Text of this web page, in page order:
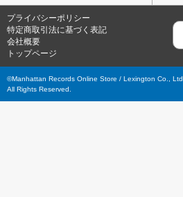
プライバシーポリシー
特定商取引法に基づく表記
会社概要
トップページ
©Manhattan Records Online Store / Lexington Co., Ltd.
All Rights Reserved.